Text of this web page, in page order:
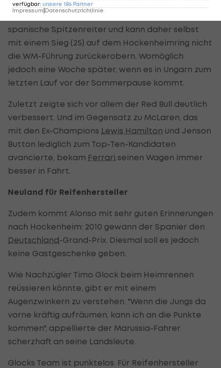
Vettel (100) hat 29 Zähler weniger als der
spanische Spitzenreiter und kann daher selbst
mit einem Sieg (25) auf dem Hockenheimring nicht
die WM-Führung zurückerobern. Womöglich
jedoch eine Woche später, wenn es in Ungarn zum
letzten Lauf vor der Sommerpause kommt.
Zuletzt zeigte sich vor allem der Red Bull deutlich
verbessert. Und im Gegensatz zu McLaren, das
mit den Ex-Champions Lewis Hamilton und Jenson
Button lediglich zum Top-Ten-Kandidaten
avancierte, bekam Ferrari seinen Wagen immer
besser in Fahrt.
Neuland für Reifenhersteller
Zudem kommt Alonso mit sehr guten Erinnerungen
nach Hockenheim: 2010 gewann der Spanier den
Deutschland-Grand-Prix. Diesmal soll es jedoch
keine Gastgeschenke geben.
Wie Nachzügler Timo Glock beim Heimrennen
reüssieren könnte, gibt er mit einem
Augenzwinkern zu verstehen. "Wenn die Jungs da
vorne kräftig aufräumen, kann ich an die Punkte
kommen", appellierte der Marussia-Fahrer
scherzhaft an seine Landsleute.
Glocks Team ist punktelos. Für Reifenhersteller
verfügbar: unsere 186 Partner
Impressum Datenschutzrichtlinie